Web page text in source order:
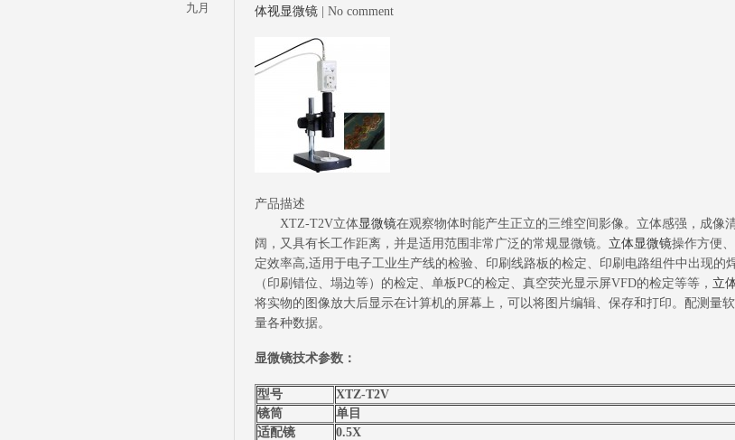
九月 体视显微镜 | No comment
产品描述
XTZ-T2V立体显微镜在观察物体时能产生正立的三维空间影像。立体感强，成像
阔，又具有长工作距离，并是适用范围非常广泛的常规显微镜。 立体显微镜操作方便
定效率高,适用于电子工业生产线的检验、印刷线路板的检定、印刷电路组件中出现的
（印刷错位、塌边等）的检定、单板PC的检定、真空荧光显示屏VFD的检定等等， 立
将实物的图像放大后显示在计算机的屏幕上，可以将图片编辑、保存和打印。配测量
量各种数据。
显微镜技术参数：
型号
XTZ-T2V
镜筒
单目
适配镜
0.5X